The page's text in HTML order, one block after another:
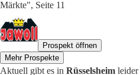
Märkte", Seite 11
Prospekt öffnen
Mehr Prospekte
Aktuell gibt es in Rüsselsheim leider